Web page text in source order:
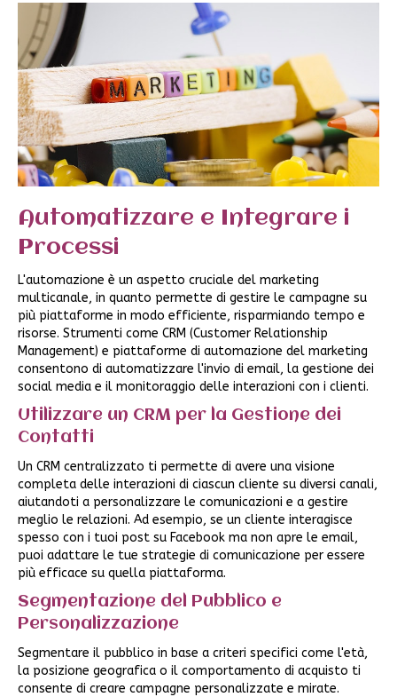
Automatizzare e Integrare i
Processi
L'automazione è un aspetto cruciale del marketing
multicanale, in quanto permette di gestire le campagne su
più piattaforme in modo efficiente, risparmiando tempo e
risorse. Strumenti come CRM (Customer Relationship
Management) e piattaforme di automazione del marketing
consentono di automatizzare l'invio di email, la gestione dei
social media e il monitoraggio delle interazioni con i clienti.
Utilizzare un CRM per la Gestione dei
Contatti
Un CRM centralizzato ti permette di avere una visione
completa delle interazioni di ciascun cliente su diversi canali,
aiutandoti a personalizzare le comunicazioni e a gestire
meglio le relazioni. Ad esempio, se un cliente interagisce
spesso con i tuoi post su Facebook ma non apre le email,
puoi adattare le tue strategie di comunicazione per essere
più efficace su quella piattaforma.
Segmentazione del Pubblico e
Personalizzazione
Segmentare il pubblico in base a criteri specifici come l'età,
la posizione geografica o il comportamento di acquisto ti
consente di creare campagne personalizzate e mirate.